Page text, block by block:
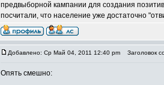
предвыборной кампании для создания
посчитали, что население уже достаточно
Добавлено: Ср Май 04, 2011 12:40 pm Заголовок
Опять смешно: